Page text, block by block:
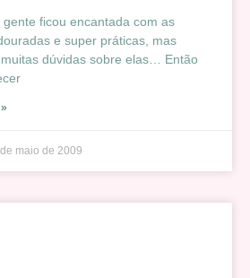
ficou encantada com as
e super práticas, mas
dúvidas sobre elas… Então
maio de 2009